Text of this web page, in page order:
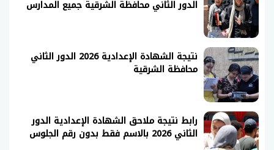
الدور الثاني محافظة الشرقية جميع المدارس
نتيجة الشهادة الإعدادية 2026 الدور الثاني
محافظة الشرقية
رابط نتيجة ملاحق الشهادة الإعدادية الدور
الثاني 2026 بالاسم فقط بدون رقم الجلوس